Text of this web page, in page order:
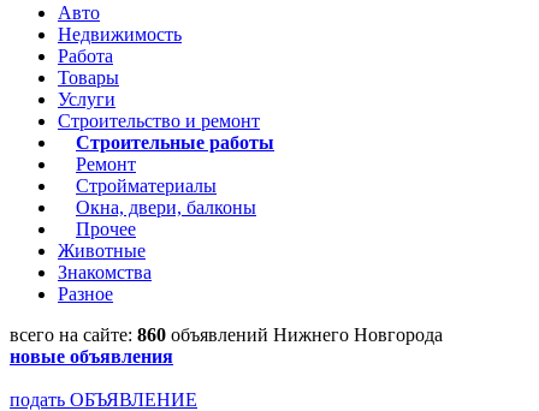
Авто
Недвижимость
Работа
Товары
Услуги
Строительство и ремонт
Строительные работы
Ремонт
Стройматериалы
Окна, двери, балконы
Прочее
Животные
Знакомства
Разное
всего на сайте: 860 объявлений Нижнего Новгорода
новые объявления
подать ОБЪЯВЛЕНИЕ